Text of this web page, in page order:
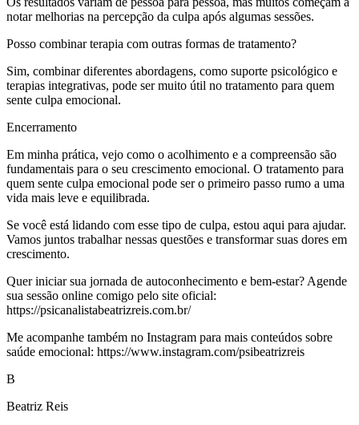
notar melhorias na percepção da culpa após algumas sessões.
Posso combinar terapia com outras formas de tratamento?
Sim, combinar diferentes abordagens, como suporte psicológico e
terapias integrativas, pode ser muito útil no tratamento para quem
sente culpa emocional.
Encerramento
Em minha prática, vejo como o acolhimento e a compreensão são
fundamentais para o seu crescimento emocional. O tratamento para
quem sente culpa emocional pode ser o primeiro passo rumo a uma
vida mais leve e equilibrada.
Se você está lidando com esse tipo de culpa, estou aqui para ajudar.
Vamos juntos trabalhar nessas questões e transformar suas dores em
crescimento.
Quer iniciar sua jornada de autoconhecimento e bem-estar? Agende
sua sessão online comigo pelo site oficial:
https://psicanalistabeatrizreis.com.br/
Me acompanhe também no Instagram para mais conteúdos sobre
saúde emocional: https://www.instagram.com/psibeatrizreis
B
Beatriz Reis